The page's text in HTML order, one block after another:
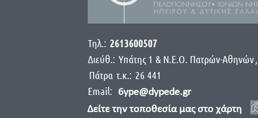
Τηλ.: 2613600507
Διεύθ.: Yπάτης 1 & Ν.Ε.Ο. Πατρών-Αθηνών,
Πάτρα τ.κ.: 26 441
Email:
6ype@dypede.gr
Δείτε την τοποθεσία μας στο χάρτη